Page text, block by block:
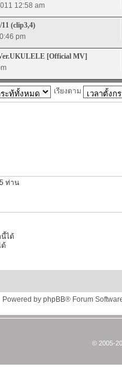
12:58 am
(clip3,4)
pm
[Official MV]
เรียงตาม
ท่าน
ได้
Powered by phpBB® Forum
© 2005-